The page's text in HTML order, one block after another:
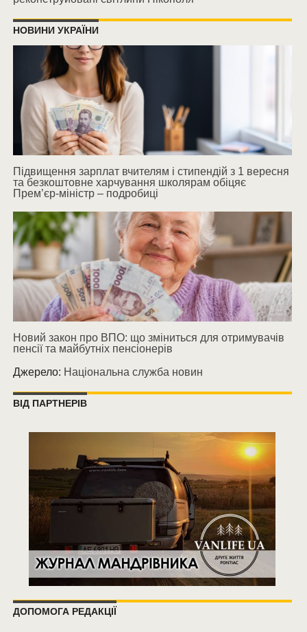
НОВИНИ УКРАЇНИ
Підвищення зарплат вчителям і стипендій з 1 вересня
та безкоштовне харчування школярам обіцяє
Прем’єр-міністр – подробиці
Новий закон про ВПО: що зміниться для отримувачів
пенсії та майбутніх пенсіонерів
Джерело: Національна служба новин
ВІД ПАРТНЕРІВ
ДОПОМОГА РЕДАКЦІЇ